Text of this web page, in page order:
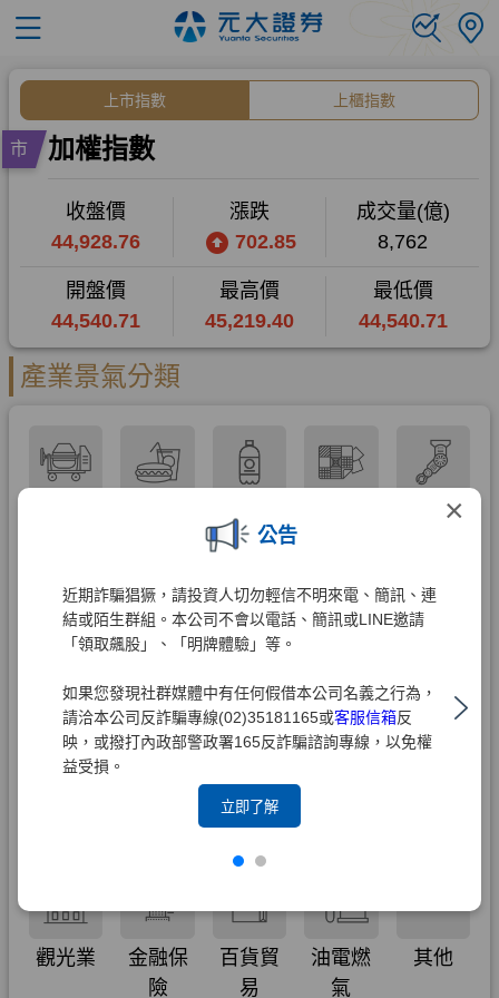
×
公告
近期詐騙猖獗，請投資人切勿輕信不明來電、簡訊、連
結或陌生群組。本公司不會以電話、簡訊或LINE邀請
「領取飆股」、「明牌體驗」等。
如果您發現社群媒體中有任何假借本公司名義之行為，
請洽本公司反詐騙專線(02)35181165或客服信箱反
映，或撥打內政部警政署165反詐騙諮詢專線，以免權
益受損。
立即了解